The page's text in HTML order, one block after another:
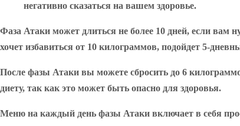
негативно сказаться на вашем здоровье.
Фаза Атаки может длиться не более 10 дней, если вам
хочет избавиться от 10 килограммов, подойдет 5-
После фазы Атаки вы можете сбросить до 6
диету, так как это может быть опасно для здоровья.
Меню на каждый день фазы Атаки включает в себя